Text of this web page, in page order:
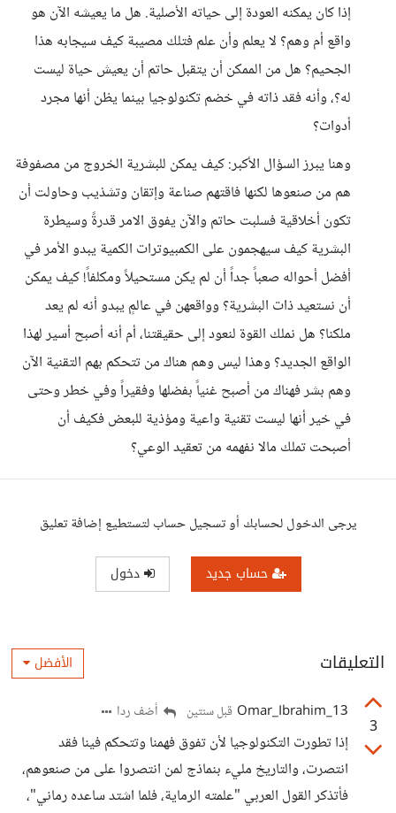
إذا كان يمكنه العودة إلى حياته الأصلية. هل ما يعيشه الآن هو
واقع أم وهم؟ لا يعلم وأن علم فتلك مصيبة كيف سيجابه هذا
الجحيم؟ هل من الممكن أن يتقبل حاتم أن يعيش حياة ليست
له؟، وأنه فقد ذاته في خضم تكنولوجيا بينما يظن أنها مجرد
أدوات؟
وهنا يبرز السؤال الأكبر: كيف يمكن للبشرية الخروج من مصفوفة
هم من صنعوها لكنها فاقتهم صناعة وإتقان وتشذيب وحاولت أن
تكون أخلاقية فسلبت حاتم والآن يفوق الامر قدرةً وسيطرة
البشرية كيف سيهجمون على الكمبيوترات الكمية يبدو الأمر في
أفضل أحواله صعباً جداً أن لم يكن مستحيلاً ومكلفاً! كيف يمكن
أن نستعيد ذات البشرية؟ وواقعهن في عالمٍ يبدو أنه لم يعد
ملكنا؟ هل نملك القوة لنعود إلى حقيقتنا، أم أنه أصبح أسير لهذا
الواقع الجديد؟ وهذا ليس وهم هناك من تتحكم بهم التقنية الآن
وهم بشر فهناك من أصبح غنياً بفضلها وفقيراً وفي خطر وحتى
في خير أنها ليست تقنية واعية ومؤذية للبعض فكيف أن
أصبحت تملك مالا نفهمه من تعقيد الوعي؟
يرجى الدخول لحسابك أو تسجيل حساب لتستطيع إضافة تعليق
حساب جديد دخول
التعليقات الأفضل
3
13_Omar_Ibrahim قبل سنتين أضف ردا
إذا تطورت التكنولوجيا لأن تفوق فهمنا وتتحكم فينا فقد
انتصرت، والتاريخ مليء بنماذج لمن انتصروا على من صنعوهم،
فأتذكر القول العربي "علمته الرماية، فلما اشتد ساعده رماني"،